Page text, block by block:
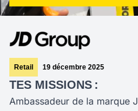
Retail 19 décembre 2025
TES MISSIONS :
Ambassadeur de la marque